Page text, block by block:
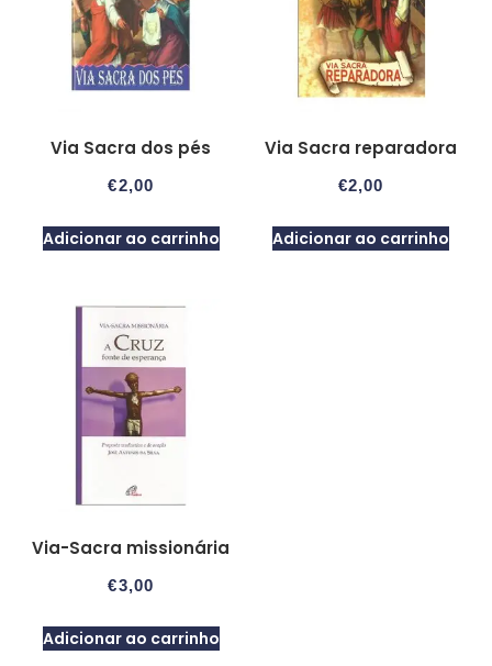
Via Sacra dos pés
€2,00
Adicionar ao carrinho
Via Sacra reparadora
€2,00
Adicionar ao carrinho
Via-Sacra missionária
€3,00
Adicionar ao carrinho